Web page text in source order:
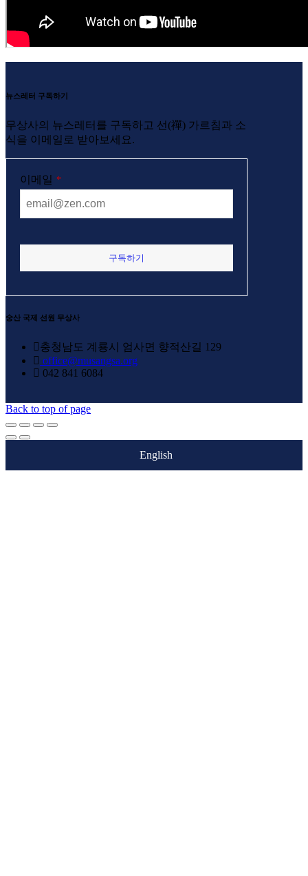
뉴스레터 구독하기
무상사의 뉴스레터를 구독하고 선(禪) 가르침과 소
식을 이메일로 받아보세요.
이메일 *
구독하기
field
should
be
blank
숭산 국제 선원 무상사
충청남도 계룡시 엄사면 향적산길 129
office@musangsa.org
042 841 6084
Back to top of page
English